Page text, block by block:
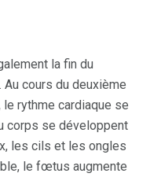
la fin du
cours du deuxième
rythme cardiaque se
corps se développent
les cils et les ongles
le fœtus augmente